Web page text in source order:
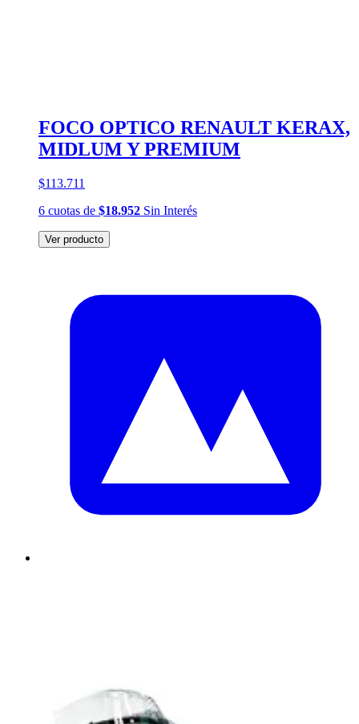
FOCO OPTICO RENAULT KERAX,
MIDLUM Y PREMIUM
$113.711
6 cuotas de $18.952 Sin Interés
Ver producto